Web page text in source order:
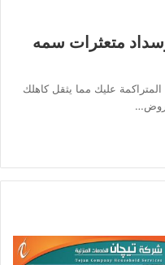
متعثرات سمه
عليك مما يثقل كاهلك